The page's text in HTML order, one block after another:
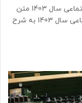
بخشنامه افزایش حقوق بازنشستگان تأمین اجتماعی سال 1403 متن
مصوبه افزایش حقوق بازنشستگان تأمین اجتماعی سال 1403 به شرح